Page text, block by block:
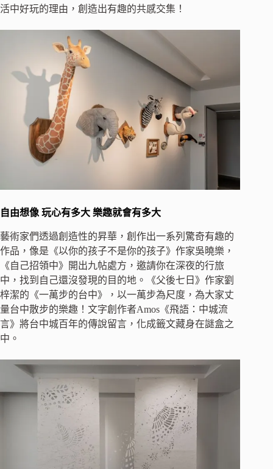
活中好玩的理由，創造出有趣的共感交集！
自由想像 玩心有多大 樂趣就會有多大
藝術家們透過創造性的昇華，創作出一系列驚奇有趣的
作品，像是《以你的孩子不是你的孩子》作家吳曉樂，
《自己招領中》開出九帖處方，邀請你在深夜的行旅
中，找到自己還沒發現的目的地。《父後七日》作家劉
梓潔的《一萬步的台中》，以一萬步為尺度，為大家丈
量台中散步的樂趣！文字創作者Amos《飛語：中城流
言》將台中城百年的傳說留言，化成籤文藏身在謎盒之
中。